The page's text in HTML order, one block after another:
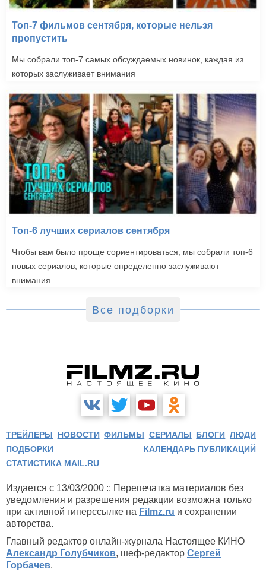
Предместье (1989)
Топ-7 фильмов сентября, которые нельзя
пропустить
Мы собрали топ-7 самых обсуждаемых новинок, каждая из
которых заслуживает внимания
Топ-6 лучших сериалов сентября
Чтобы вам было проще сориентироваться, мы собрали топ-6
новых сериалов, которые определенно заслуживают
внимания
Все подборки
ТРЕЙЛЕРЫ НОВОСТИ ФИЛЬМЫ СЕРИАЛЫ БЛОГИ ЛЮДИ
ПОДБОРКИ
КАЛЕНДАРЬ ПУБЛИКАЦИЙ
СТАТИСТИКА MAIL.RU
Издается с 13/03/2000 :: Перепечатка материалов без
уведомления и разрешения редакции возможна только
при активной гиперссылке на Filmz.ru и сохранении
авторства.
Главный редактор онлайн-журнала Настоящее КИНО
Александр Голубчиков, шеф-редактор Сергей
Горбачев.